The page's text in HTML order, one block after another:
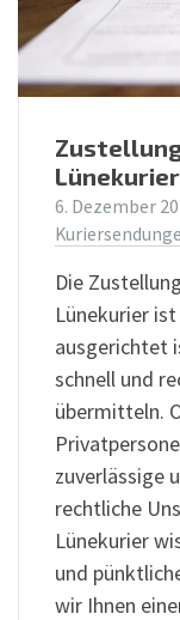
Lünekurier
6. Dezember
Die
Lünekurier
ausgerichtet
schnell und
übermitteln.
zuverlässige
rechtliche
Lünekurier
und
wir Ihnen